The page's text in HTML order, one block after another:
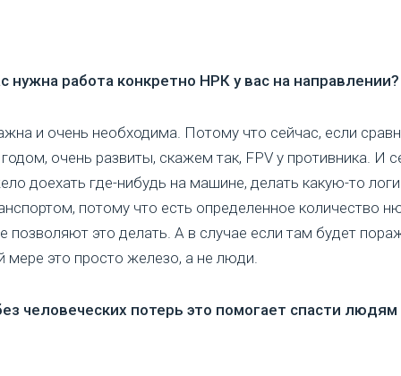
нужна работа конкретно НРК у вас на направлении?
и очень необходима. Потому что сейчас, если
очень развиты, скажем так, FPV у противника. И
доехать где-нибудь на машине, делать какую-то
потому что есть определенное количество
позволяют это делать. А в случае если там будет
мере это просто железо, а не люди.
человеческих потерь это помогает спасти